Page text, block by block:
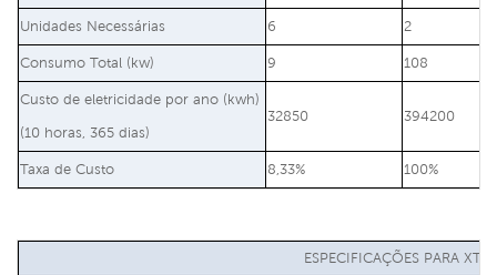
Unidades Necessárias 6 2
Consumo Total (kw) 9 108
Custo de eletricidade por ano (kwh)
(10 horas, 365 dias)
32850 394200
Taxa de Custo 8,33% 100%
ESPECIFICAÇÕES PARA